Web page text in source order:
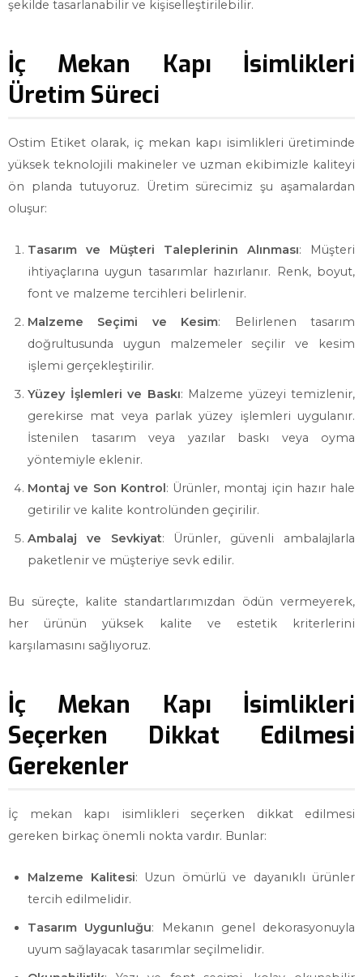
şekilde tasarlanabilir ve kişiselleştirilebilir.
İç Mekan Kapı İsimlikleri
Üretim Süreci
Ostim Etiket olarak, iç mekan kapı isimlikleri üretiminde
yüksek teknolojili makineler ve uzman ekibimizle kaliteyi
ön planda tutuyoruz. Üretim sürecimiz şu aşamalardan
oluşur:
Tasarım ve Müşteri Taleplerinin Alınması: Müşteri
ihtiyaçlarına uygun tasarımlar hazırlanır. Renk, boyut,
font ve malzeme tercihleri belirlenir.
Malzeme Seçimi ve Kesim: Belirlenen tasarım
doğrultusunda uygun malzemeler seçilir ve kesim
işlemi gerçekleştirilir.
Yüzey İşlemleri ve Baskı: Malzeme yüzeyi temizlenir,
gerekirse mat veya parlak yüzey işlemleri uygulanır.
İstenilen tasarım veya yazılar baskı veya oyma
yöntemiyle eklenir.
Montaj ve Son Kontrol: Ürünler, montaj için hazır hale
getirilir ve kalite kontrolünden geçirilir.
Ambalaj ve Sevkiyat: Ürünler, güvenli ambalajlarla
paketlenir ve müşteriye sevk edilir.
Bu süreçte, kalite standartlarımızdan ödün vermeyerek,
her ürünün yüksek kalite ve estetik kriterlerini
karşılamasını sağlıyoruz.
İç Mekan Kapı İsimlikleri
Seçerken Dikkat Edilmesi
Gerekenler
İç mekan kapı isimlikleri seçerken dikkat edilmesi
gereken birkaç önemli nokta vardır. Bunlar:
Malzeme Kalitesi: Uzun ömürlü ve dayanıklı ürünler
tercih edilmelidir.
Tasarım Uygunluğu: Mekanın genel dekorasyonuyla
uyum sağlayacak tasarımlar seçilmelidir.